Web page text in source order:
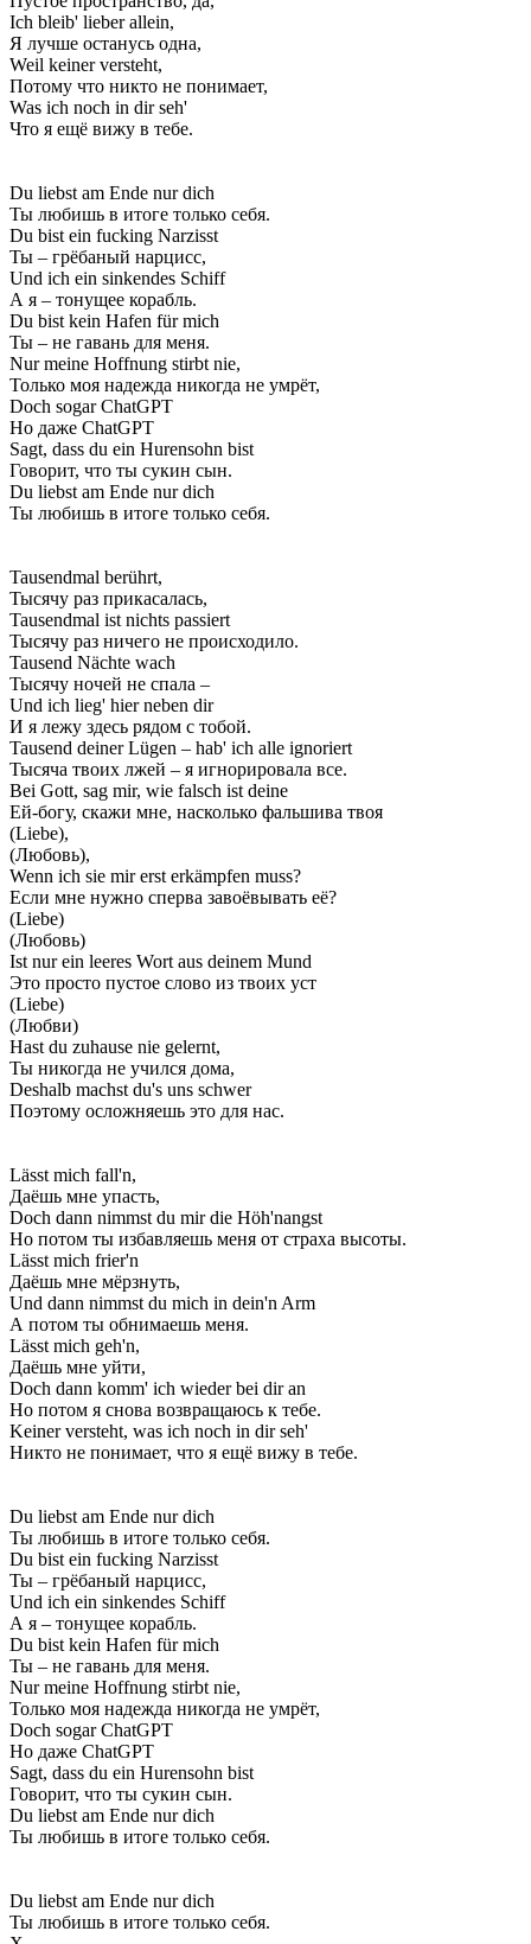
Ich bleib' lieber allein,
Я лучше останусь одна,
Weil keiner versteht,
Потому что никто не понимает,
Was ich noch in dir seh'
Что я ещё вижу в тебе.
Du liebst am Ende nur dich
Ты любишь в итоге только себя.
Du bist ein fucking Narzisst
Ты – грёбаный нарцисс,
Und ich ein sinkendes Schiff
А я – тонущее корабль.
Du bist kein Hafen für mich
Ты – не гавань для меня.
Nur meine Hoffnung stirbt nie,
Только моя надежда никогда не умрёт,
Doch sogar ChatGPT
Но даже ChatGPT
Sagt, dass du ein Hurensohn bist
Говорит, что ты сукин сын.
Du liebst am Ende nur dich
Ты любишь в итоге только себя.
Tausendmal berührt,
Тысячу раз прикасалась,
Tausendmal ist nichts passiert
Тысячу раз ничего не происходило.
Tausend Nächte wach
Тысячу ночей не спала –
Und ich lieg' hier neben dir
И я лежу здесь рядом с тобой.
Tausend deiner Lügen – hab' ich alle ignoriert
Тысяча твоих лжей – я игнорировала все.
Bei Gott, sag mir, wie falsch ist deine
Ей-богу, скажи мне, насколько фальшива твоя
(Liebe),
(Любовь),
Wenn ich sie mir erst erkämpfen muss?
Если мне нужно сперва завоёвывать её?
(Liebe)
(Любовь)
Ist nur ein leeres Wort aus deinem Mund
Это просто пустое слово из твоих уст
(Liebe)
(Любви)
Hast du zuhause nie gelernt,
Ты никогда не учился дома,
Deshalb machst du's uns schwer
Поэтому осложняешь это для нас.
Lässt mich fall'n,
Даёшь мне упасть,
Doch dann nimmst du mir die Höh'nangst
Но потом ты избавляешь меня от страха высоты.
Lässt mich frier'n
Даёшь мне мёрзнуть,
Und dann nimmst du mich in dein'n Arm
А потом ты обнимаешь меня.
Lässt mich geh'n,
Даёшь мне уйти,
Doch dann komm' ich wieder bei dir an
Но потом я снова возвращаюсь к тебе.
Keiner versteht, was ich noch in dir seh'
Никто не понимает, что я ещё вижу в тебе.
Du liebst am Ende nur dich
Ты любишь в итоге только себя.
Du bist ein fucking Narzisst
Ты – грёбаный нарцисс,
Und ich ein sinkendes Schiff
А я – тонущее корабль.
Du bist kein Hafen für mich
Ты – не гавань для меня.
Nur meine Hoffnung stirbt nie,
Только моя надежда никогда не умрёт,
Doch sogar ChatGPT
Но даже ChatGPT
Sagt, dass du ein Hurensohn bist
Говорит, что ты сукин сын.
Du liebst am Ende nur dich
Ты любишь в итоге только себя.
Du liebst am Ende nur dich
Ты любишь в итоге только себя.